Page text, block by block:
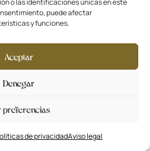
o las identificaciones únicas en este
puede afectar
y funciones.
Aceptar
Denegar
preferencias
de privacidadAviso legal